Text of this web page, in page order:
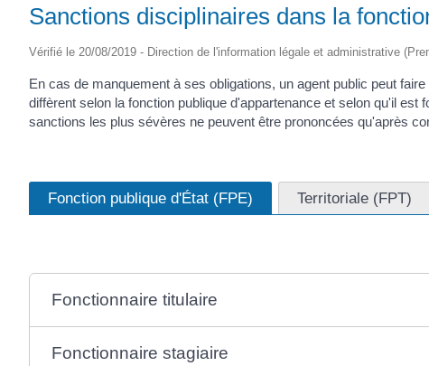
Sanctions disciplinaires dans la
Vérifié le 20/08/2019 - Direction de l'information légale et administrative
En cas de manquement à ses obligations, un agent public peut
diffèrent selon la fonction publique d'appartenance et selon qu'il est
sanctions les plus sévères ne peuvent être prononcées qu'après
Fonction publique d'État (FPE) Territoriale (FPT)
Fonctionnaire titulaire
Fonctionnaire stagiaire